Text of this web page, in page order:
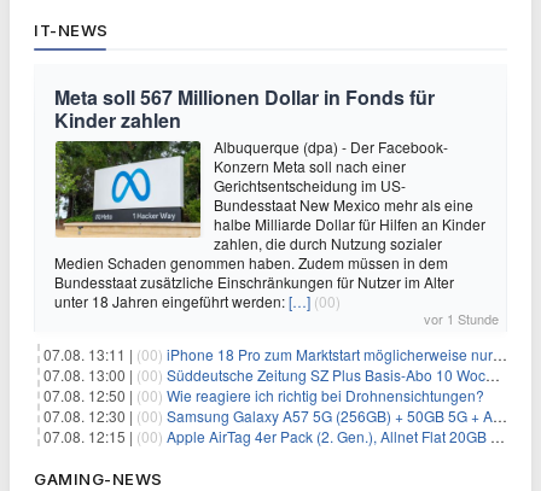
IT-NEWS
Meta soll 567 Millionen Dollar in Fonds für
Kinder zahlen
Albuquerque (dpa) - Der Facebook-
Konzern Meta soll nach einer
Gerichtsentscheidung im US-
Bundesstaat New Mexico mehr als eine
halbe Milliarde Dollar für Hilfen an Kinder
zahlen, die durch Nutzung sozialer
Medien Schaden genommen haben. Zudem müssen in dem
Bundesstaat zusätzliche Einschränkungen für Nutzer im Alter
unter 18 Jahren eingeführt werden:[…] (00)
vor 1 Stunde
07.08. 13:11 | (00) iPhone 18 Pro zum Marktstart möglicherweise nur begrenzt verfügbar
07.08. 13:00 | (00) Süddeutsche Zeitung SZ Plus Basis-Abo 10 Wochen für 10€
07.08. 12:50 | (00) Wie reagiere ich richtig bei Drohnensichtungen?
07.08. 12:30 | (00) Samsung Galaxy A57 5G (256GB) + 50GB 5G + Alles-Flat im Vodafone-Netz für 19,99€/Monat – eff. 2,36€/Monat
07.08. 12:15 | (00) Apple AirTag 4er Pack (2. Gen.), Allnet Flat 20GB 5G im Telekom-Netz für 14,99€/Monat – eff. 2,07€/Monat
GAMING-NEWS